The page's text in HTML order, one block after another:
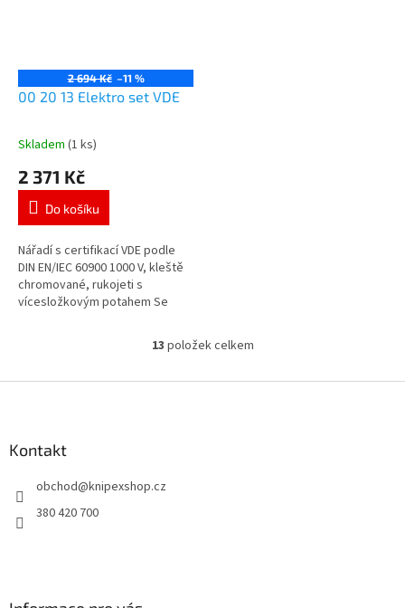
2 694 Kč –11 %
00 20 13 Elektro set VDE
Skladem (1 ks)
2 371 Kč
Do košíku
Nářadí s certifikací VDE podle
DIN EN/IEC 60900 1000 V, kleště
chromované, rukojeti s
vícesložkovým potahem Se
prodejní balení s děrováním
O
l
13 položek celkem
Kontakt
obchod@knipexshop.cz
380 420 700